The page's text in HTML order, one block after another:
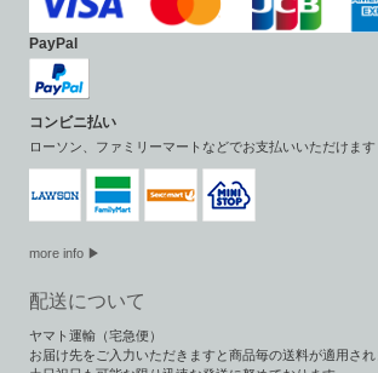
PayPal
コンビニ払い
ローソン、ファミリーマートなどでお支払いいただけます
more info ▶
配送について
ヤマト運輸（宅急便）
お届け先をご入力いただきますと商品毎の送料が適用され